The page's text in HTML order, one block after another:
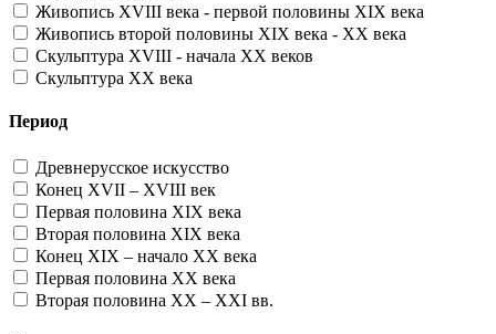
Живопись XVIII века - первой половины XIX века
Живопись второй половины XIX века - XX века
Скульптура XVIII - начала XX веков
Скульптура XX века
Период
Древнерусское искусство
Конец XVII – XVIII век
Первая половина XIX века
Вторая половина XIX века
Конец XIX – начало XX века
Первая половина XX века
Вторая половина XX – XXI вв.